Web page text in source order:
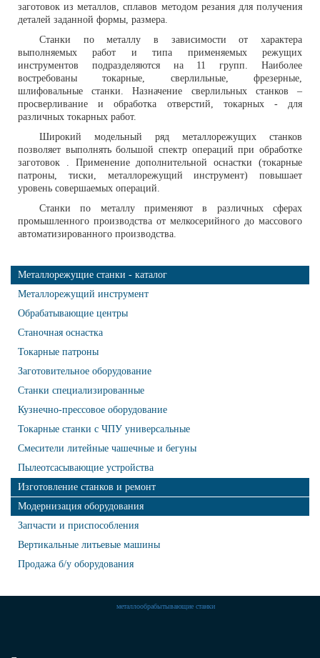
заготовок из металлов, сплавов методом резания для получения
деталей заданной формы, размера.
Станки по металлу в зависимости от характера
выполняемых работ и типа применяемых режущих
инструментов подразделяются на 11 групп. Наиболее
востребованы токарные, сверлильные, фрезерные,
шлифовальные станки. Назначение сверлильных станков –
просверливание и обработка отверстий, токарных - для
различных токарных работ.
Широкий модельный ряд металлорежущих станков
позволяет выполнять большой спектр операций при обработке
заготовок . Применение дополнительной оснастки (токарные
патроны, тиски, металлорежущий инструмент) повышает
уровень совершаемых операций.
Станки по металлу применяют в различных сферах
промышленного производства от мелкосерийного до массового
автоматизированного производства.
Металлорежущие станки - каталог
Металлорежущий инструмент
Обрабатывающие центры
Станочная оснастка
Токарные патроны
Заготовительное оборудование
Станки специализированные
Кузнечно-прессовое оборудование
Токарные станки с ЧПУ универсальные
Смесители литейные чашечные и бегуны
Пылеотсасывающие устройства
Изготовление станков и ремонт
Модернизация оборудования
Запчасти и приспособления
Вертикальные литьевые машины
Продажа б/у оборудования
металлообрабытывающие станки